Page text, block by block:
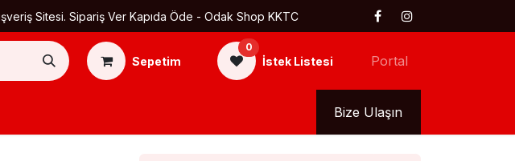
Sitesi. Sipariş Ver Kapıda Öde - Odak Shop KKTC
Sepetim
0
İstek Listesi Portal
Bize Ulaşın